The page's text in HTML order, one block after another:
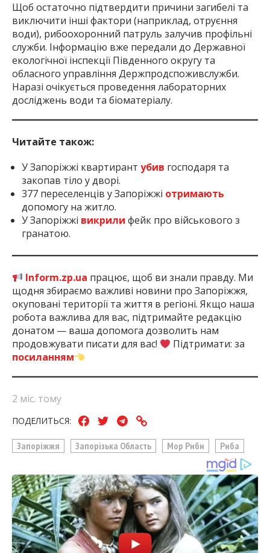
Щоб остаточно підтвердити причини загибелі та
виключити інші фактори (наприклад, отруєння
води), рибоохоронний патруль залучив профільні
служби. Інформацію вже передали до Державної
екологічної інспекції Південного округу та
обласного управління Держпродспоживслужби.
Наразі очікується проведення лабораторних
досліджень води та біоматеріалу.
Читайте також:
У Запоріжжі квартирант убив господаря та
закопав тіло у дворі.
377 переселенців у Запоріжжі отримають
допомогу на житло.
У Запоріжжі викрили фейк про військового з
гранатою.
Inform.zp.ua працює, щоб ви знали правду. Ми
щодня збираємо важливі новини про Запоріжжя,
окуповані території та життя в регіоні. Якщо наша
робота важлива для вас, підтримайте редакцію
донатом — ваша допомога дозволить нам
продовжувати писати для вас!
Підтримати: за
посиланням
2 міс. тому
ПОДЕЛИТЬСЯ:
Запоріжжя Запорізька Область Мор Риби Риба